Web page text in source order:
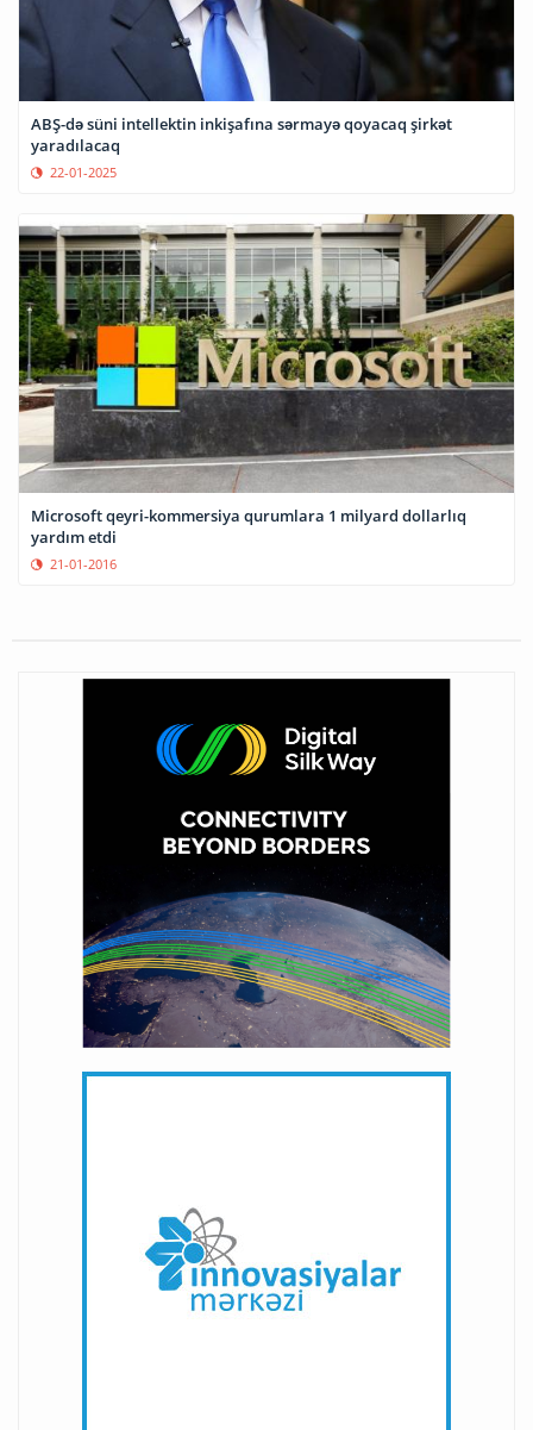
ABŞ-də süni intellektin inkişafına sərmayə qoyacaq şirkət
yaradılacaq
22-01-2025
Microsoft qeyri-kommersiya qurumlara 1 milyard dollarlıq
yardım etdi
21-01-2016